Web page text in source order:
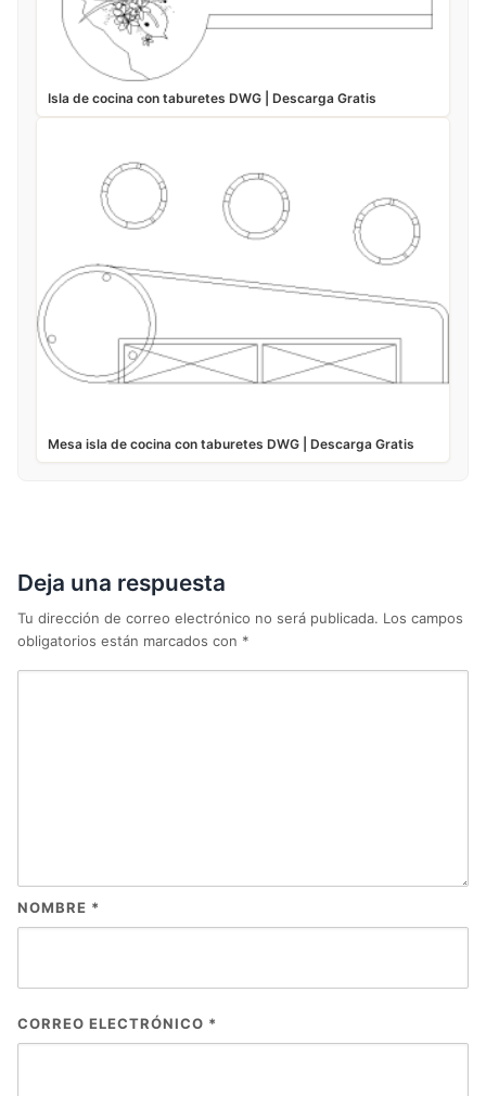
Isla de cocina con taburetes DWG | Descarga Gratis
Mesa isla de cocina con taburetes DWG | Descarga Gratis
Deja una respuesta
Tu dirección de correo electrónico no será publicada. Los campos
obligatorios están marcados con *
NOMBRE *
CORREO ELECTRÓNICO *